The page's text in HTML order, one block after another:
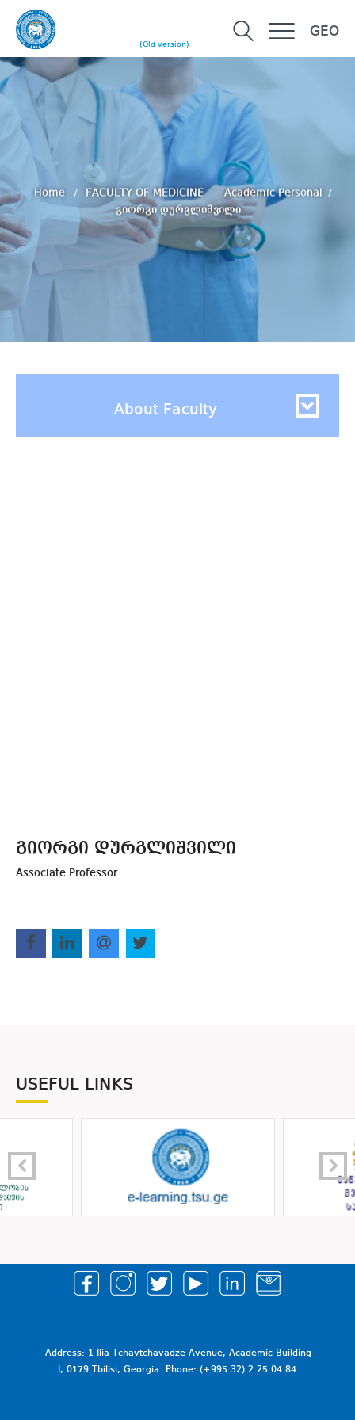
(Old version)
GEO
Home FACULTY OF MEDICINE
Academic Personal
გიორგი დურგლიშვილი
About Faculty
გიორგი დურგლიშვილი
Associate Professor
USEFUL LINKS
Address: 1 Ilia Tchavtchavadze Avenue, Academic Building
I, 0179 Tbilisi, Georgia. Phone: (+995 32) 2 25 04 84